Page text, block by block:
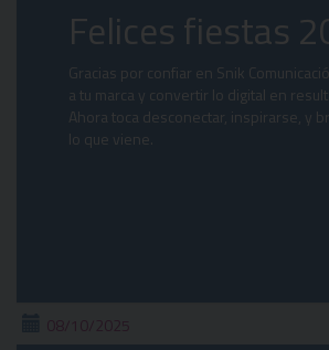
Felices fiestas
Gracias por confiar en Snik
a tu marca y convertir lo digital en
Ahora toca desconectar, inspirarse, y
lo que viene.
08/10/2025